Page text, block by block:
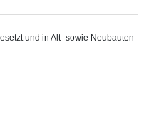
und in Alt- sowie Neubauten